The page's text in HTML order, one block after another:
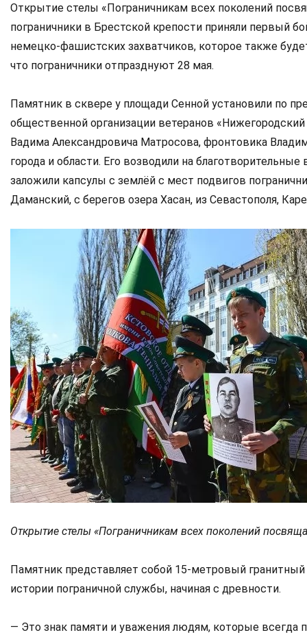
Открытие стелы «Пограничникам всех поколений
пограничники в Брестской крепости приняли первый
немецко-фашистских захватчиков, которое также
что пограничники отпразднуют 28 мая.
Памятник в сквере у площади Сенной установили по
общественной организации ветеранов
Вадима Александровича Матросова, фронтовика
города и области. Его возводили на
заложили капсулы с землёй с мест подвигов
Даманский, с берегов озера Хасан, из Севастополя,
Открытие стелы «Пограничникам всех поколений
Памятник представляет собой 15-метровый
истории пограничной службы, начиная с древности.
— Это знак памяти и уважения людям, которые